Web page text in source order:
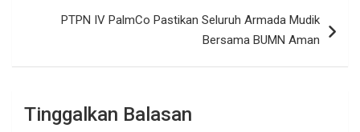
PTPN IV PalmCo Pastikan Seluruh Armada Mudik
Bersama BUMN Aman
Tinggalkan Balasan